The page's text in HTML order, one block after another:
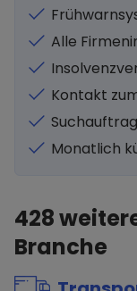
Alle
Kontakt
Monatlich
428
Branche